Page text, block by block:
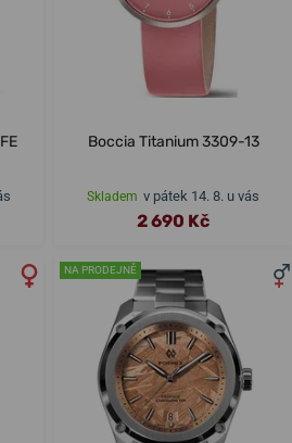
Boccia Titanium 3309-13
Skladem v pátek 14. 8. u vás
2 690 Kč
NA PRODEJNĚ